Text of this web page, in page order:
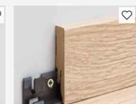
spørsmålet for andre?
SPØRSMÅL